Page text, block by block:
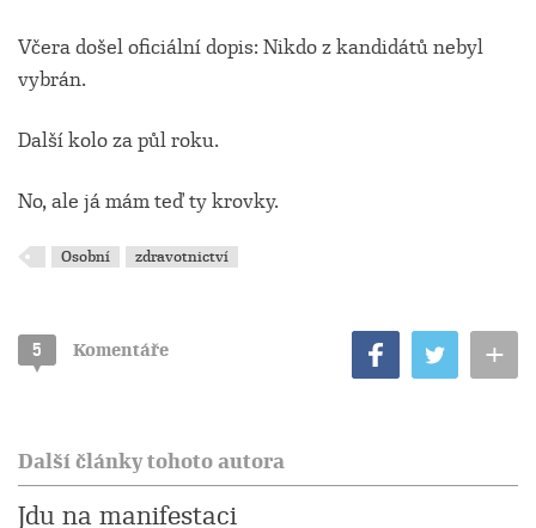
Včera došel oficiální dopis: Nikdo z kandidátů nebyl
vybrán.
Další kolo za půl roku.
No, ale já mám teď ty krovky.
Osobní zdravotnictví
5 Komentáře +
Další články tohoto autora
Jdu na manifestaci